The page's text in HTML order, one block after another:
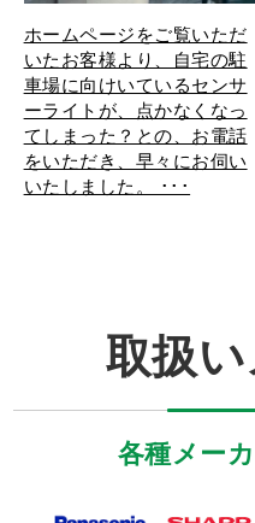
ホームページをご覧いただ
いたお客様より、自宅の駐
車場に向けいているセンサ
ーライトが、点かなくなっ
てしまった？との、お電話
をいただき、早々にお伺い
いたしました。 ･･･
取扱
各種メー